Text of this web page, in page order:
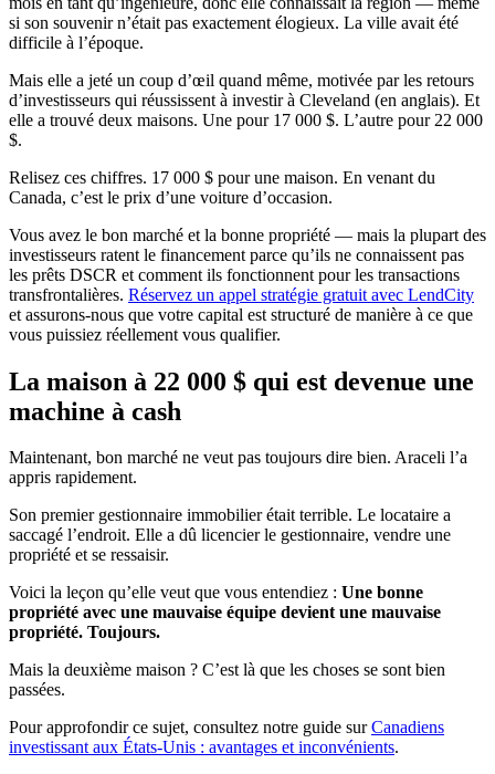
si son souvenir n’était pas exactement élogieux. La ville avait été
difficile à l’époque.
Mais elle a jeté un coup d’œil quand même, motivée par les retours
d’investisseurs qui réussissent à investir à Cleveland (en anglais). Et
elle a trouvé deux maisons. Une pour 17 000 $. L’autre pour 22 000
$.
Relisez ces chiffres. 17 000 $ pour une maison. En venant du
Canada, c’est le prix d’une voiture d’occasion.
Vous avez le bon marché et la bonne propriété — mais la plupart des
investisseurs ratent le financement parce qu’ils ne connaissent pas
les prêts DSCR et comment ils fonctionnent pour les transactions
transfrontalières. Réservez un appel stratégie gratuit avec LendCity
et assurons-nous que votre capital est structuré de manière à ce que
vous puissiez réellement vous qualifier.
La maison à 22 000 $ qui est devenue une
machine à cash
Maintenant, bon marché ne veut pas toujours dire bien. Araceli l’a
appris rapidement.
Son premier gestionnaire immobilier était terrible. Le locataire a
saccagé l’endroit. Elle a dû licencier le gestionnaire, vendre une
propriété et se ressaisir.
Voici la leçon qu’elle veut que vous entendiez : Une bonne
propriété avec une mauvaise équipe devient une mauvaise
propriété. Toujours.
Mais la deuxième maison ? C’est là que les choses se sont bien
passées.
Pour approfondir ce sujet, consultez notre guide surCanadiens
investissant aux États-Unis : avantages et inconvénients.